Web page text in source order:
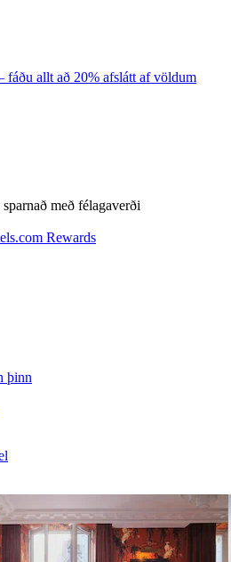
fáðu allt að 20% afslátt af völdum
með félagaverði
Rewards
þinn